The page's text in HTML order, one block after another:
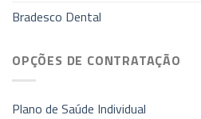
Bradesco Dental
OPÇÕES DE CONTRATAÇÃO
Plano de Saúde Individual